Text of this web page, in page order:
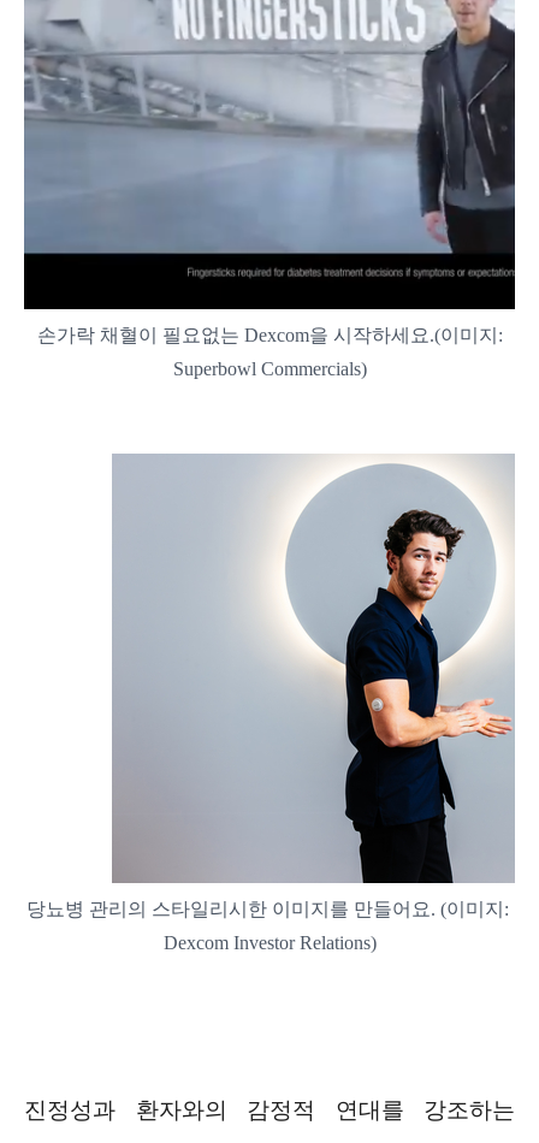
손가락 채혈이 필요없는 Dexcom을 시작하세요.(이미지:
Superbowl Commercials)
당뇨병 관리의 스타일리시한 이미지를 만들어요. (이미지:
Dexcom Investor Relations)
진정성과 환자와의 감정적 연대를 강조하는